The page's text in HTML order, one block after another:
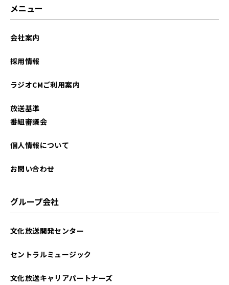
2021年09月
メニュー
会社案内
採用情報
ラジオCMご利用案内
放送基準
番組審議会
個人情報について
お問い合わせ
グループ会社
文化放送開発センター
セントラルミュージック
文化放送キャリアパートナーズ